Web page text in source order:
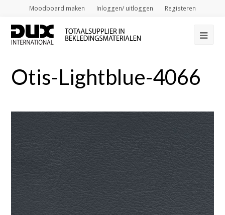
Moodboard maken Inloggen/ uitloggen Registeren
Otis-Lightblue-4066